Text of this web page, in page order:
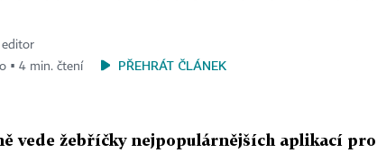
editor
▪ 4 min. čtení
PŘEHRÁT ČLÁNEK
vede žebříčky nejpopulárnějších aplikací pro